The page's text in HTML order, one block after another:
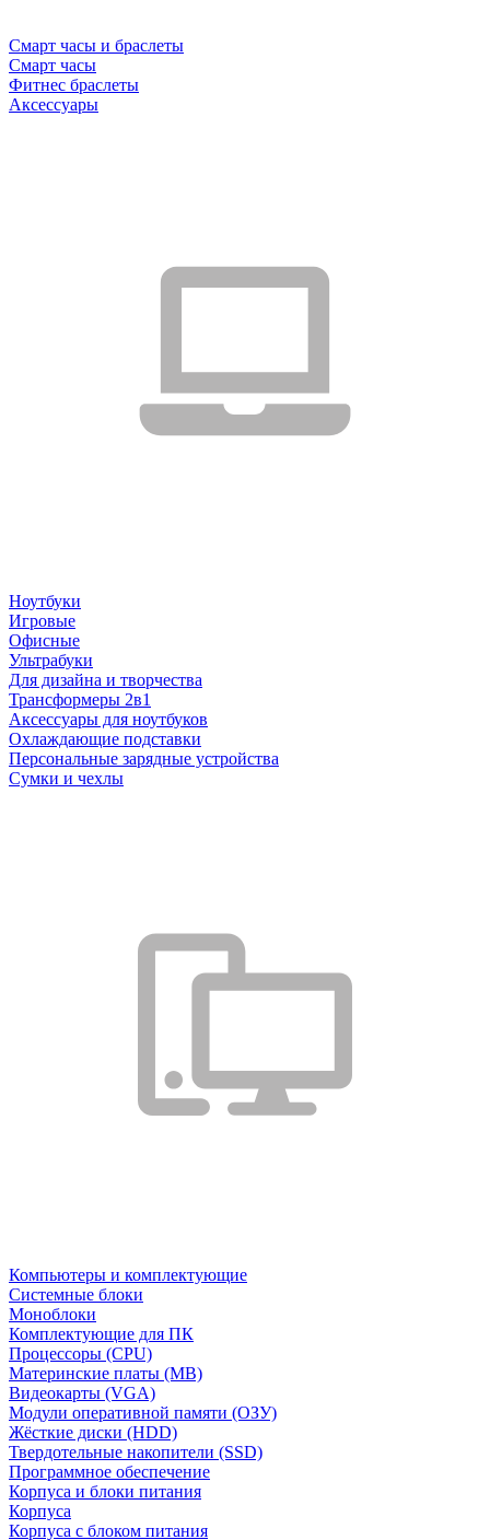
Смарт часы и браслеты
Смарт часы
Фитнес браслеты
Аксессуары
Ноутбуки
Игровые
Офисные
Ультрабуки
Для дизайна и творчества
Трансформеры 2в1
Аксессуары для ноутбуков
Охлаждающие подставки
Персональные зарядные устройства
Сумки и чехлы
Компьютеры и комплектующие
Системные блоки
Моноблоки
Комплектующие для ПК
Процессоры (CPU)
Материнские платы (MB)
Видеокарты (VGA)
Модули оперативной памяти (ОЗУ)
Жёсткие диски (HDD)
Твердотельные накопители (SSD)
Программное обеспечение
Корпуса и блоки питания
Корпуса
Корпуса с блоком питания